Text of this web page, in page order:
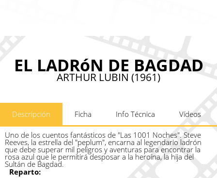
EL LADRóN DE BAGDAD
ARTHUR LUBIN (1961)
Descripción Ficha Info Técnica Vídeos
Uno de los cuentos fantásticos de "Las 1001 Noches". Steve
Reeves, la estrella del "peplum", encarna al legendario ladrón
que debe superar mil peligros y aventuras para encontrar la
rosa azul que le permitirá desposar a la heroína, la hija del
Sultán de Bagdad.
Reparto: